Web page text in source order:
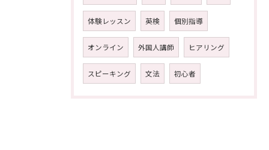
体験レッスン 英検 個別指導
オンライン 外国人講師 ヒアリング
スピーキング 文法 初心者